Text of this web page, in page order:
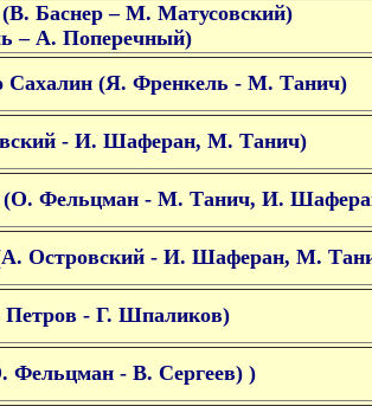
Баснер – М. Матусовский)
– А. Поперечный)
Сахалин (Я. Френкель - М. Танич)
- И. Шаферан, М. Танич)
(О. Фельцман - М. Танич, И.
Островский - И. Шаферан, М.
- Г. Шпаликов)
Фельцман - В. Сергеев) )